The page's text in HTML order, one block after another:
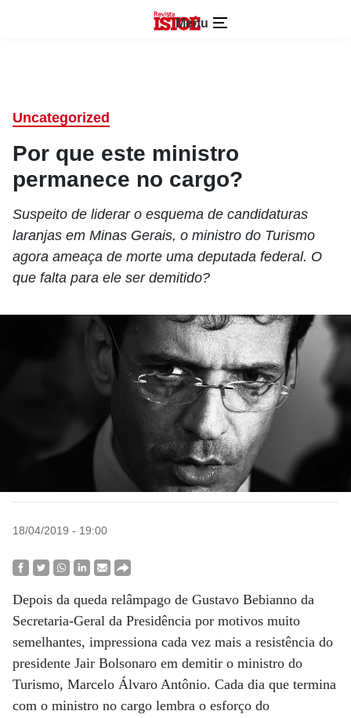
Menu
Uncategorized
Por que este ministro
permanece no cargo?
Suspeito de liderar o esquema de candidaturas
laranjas em Minas Gerais, o ministro do Turismo
agora ameaça de morte uma deputada federal. O
que falta para ele ser demitido?
18/04/2019 - 19:00
Depois da queda relâmpago de Gustavo Bebianno da
Secretaria-Geral da Presidência por motivos muito
semelhantes, impressiona cada vez mais a resistência do
presidente Jair Bolsonaro em demitir o ministro do
Turismo, Marcelo Álvaro Antônio. Cada dia que termina
com o ministro no cargo lembra o esforço do